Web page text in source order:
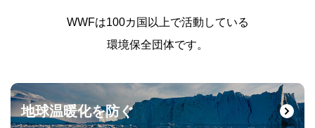
WWFは100カ国以上で活動している
環境保全団体です。
地球温暖化を防ぐ